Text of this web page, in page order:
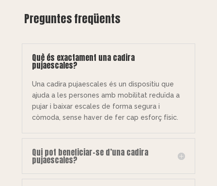
Preguntes freqüents
Què és exactament una cadira
pujaescales?
Una cadira pujaescales és un dispositiu que
ajuda a les persones amb mobilitat reduïda a
pujar i baixar escales de forma segura i
còmoda, sense haver de fer cap esforç físic.
Qui pot beneficiar-se d’una cadira
pujaescales?